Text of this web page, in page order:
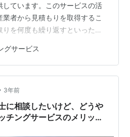
しています。このサービスの活
者から見積もりを取得するこ
を何度も繰り返すといった手
ビスです。ユーザーから見れ
社が存在し、それぞれがマンシ
アパート、ビルなど、特定の物
。そのため、最適な不動産会
い場合もあります。不動産買取
うなユーザーのために、適切
グサービス
3年前
に相談したいけど、どうや
チングサービスのメリット